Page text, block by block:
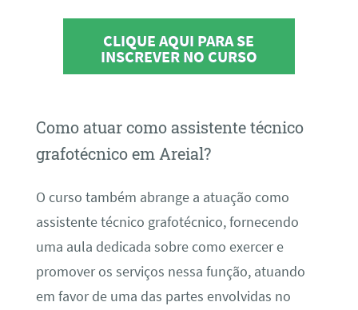
CLIQUE AQUI PARA SE
INSCREVER NO CURSO
Como atuar como assistente técnico
grafotécnico em Areial?
O curso também abrange a atuação como
assistente técnico grafotécnico, fornecendo
uma aula dedicada sobre como exercer e
promover os serviços nessa função, atuando
em favor de uma das partes envolvidas no